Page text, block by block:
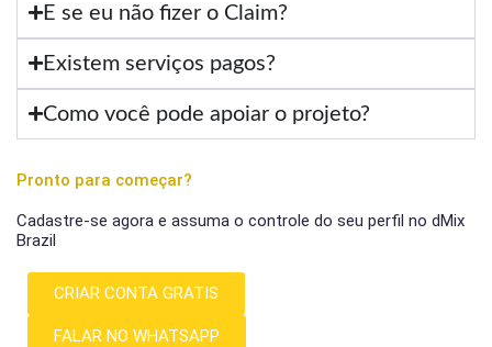
E se eu não fizer o Claim?
Existem serviços pagos?
Como você pode apoiar o projeto?
Pronto para começar?
Cadastre-se agora e assuma o controle do seu perfil no dMix
Brazil
CRIAR CONTA GRATIS
FALAR NO WHATSAPP